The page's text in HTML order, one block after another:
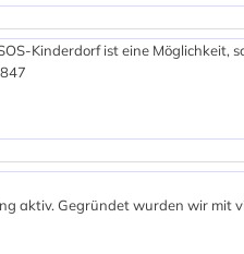
Kinderdorf ist eine Möglichkeit,
aktiv. Gegründet wurden wir mit